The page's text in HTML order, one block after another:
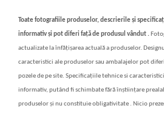
Toate fotografiile produselor, descrierile și
informativ și pot diferi față de produsul vândut .
actualizate la înfățișarea actuală a produselor.
caracteristici ale produselor sau ambalajelor pot
pozele de pe site. Specificațiile tehnice si
informativ, putând fi schimbate fără înștiințare
produselor și nu constituie obligativitate . Nicio